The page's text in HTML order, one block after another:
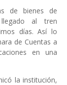
de bienes de
al tren
días. Así lo
de Cuentas a
en una
la institución,